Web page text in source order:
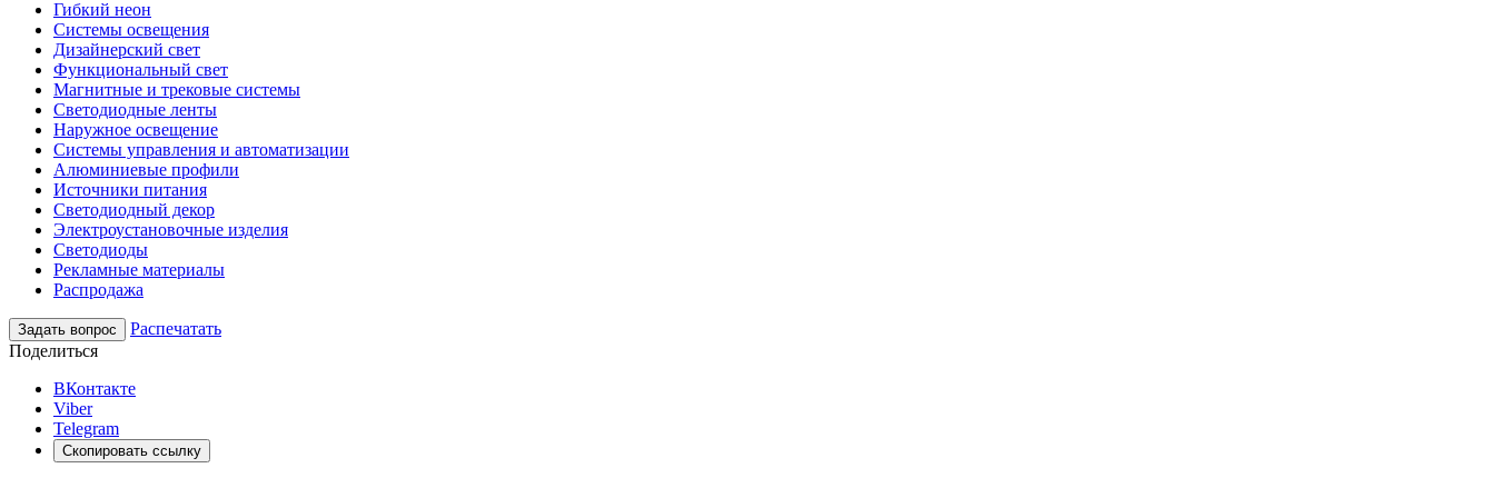
Гибкий неон
Системы освещения
Дизайнерский свет
Функциональный свет
Магнитные и трековые системы
Светодиодные ленты
Наружное освещение
Системы управления и автоматизации
Алюминиевые профили
Источники питания
Светодиодный декор
Электроустановочные изделия
Светодиоды
Рекламные материалы
Распродажа
Задать вопрос
Распечатать
Поделиться
ВКонтакте
Viber
Telegram
Скопировать ссылку